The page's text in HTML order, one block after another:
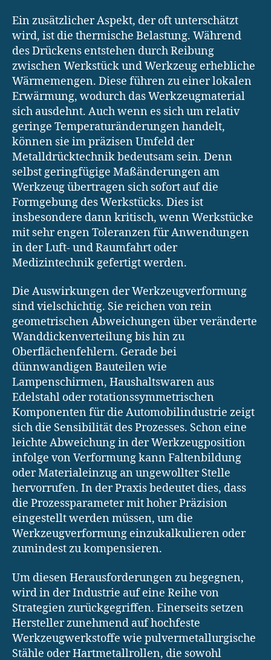
Ein zusätzlicher Aspekt, der oft unterschätzt
wird, ist die thermische Belastung. Während
des Drückens entstehen durch Reibung
zwischen Werkstück und Werkzeug erhebliche
Wärmemengen. Diese führen zu einer lokalen
Erwärmung, wodurch das Werkzeugmaterial
sich ausdehnt. Auch wenn es sich um relativ
geringe Temperaturänderungen handelt,
können sie im präzisen Umfeld der
Metalldrücktechnik bedeutsam sein. Denn
selbst geringfügige Maßänderungen am
Werkzeug übertragen sich sofort auf die
Formgebung des Werkstücks. Dies ist
insbesondere dann kritisch, wenn Werkstücke
mit sehr engen Toleranzen für Anwendungen
in der Luft- und Raumfahrt oder
Medizintechnik gefertigt werden.
Die Auswirkungen der Werkzeugverformung
sind vielschichtig. Sie reichen von rein
geometrischen Abweichungen über veränderte
Wanddickenverteilung bis hin zu
Oberflächenfehlern. Gerade bei
dünnwandigen Bauteilen wie
Lampenschirmen, Haushaltswaren aus
Edelstahl oder rotationssymmetrischen
Komponenten für die Automobilindustrie zeigt
sich die Sensibilität des Prozesses. Schon eine
leichte Abweichung in der Werkzeugposition
infolge von Verformung kann Faltenbildung
oder Materialeinzug an ungewollter Stelle
hervorrufen. In der Praxis bedeutet dies, dass
die Prozessparameter mit hoher Präzision
eingestellt werden müssen, um die
Werkzeugverformung einzukalkulieren oder
zumindest zu kompensieren.
Um diesen Herausforderungen zu begegnen,
wird in der Industrie auf eine Reihe von
Strategien zurückgegriffen. Einerseits setzen
Hersteller zunehmend auf hochfeste
Werkzeugwerkstoffe wie pulvermetallurgische
Stähle oder Hartmetallrollen, die sowohl